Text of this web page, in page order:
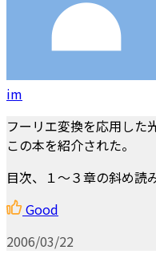
im
フーリエ変換を応用した
この本を紹介された。
目次、１～３章の斜め読
Good
2006/03/22